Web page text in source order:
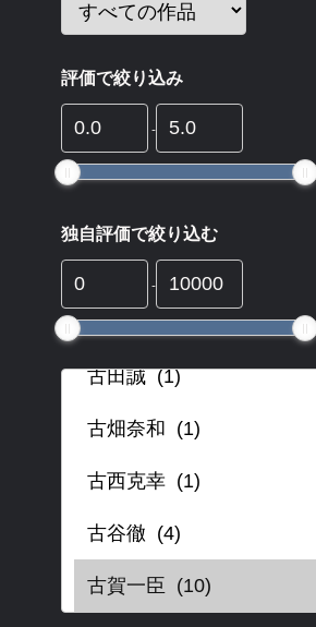
評価で絞り込み
-
独自評価で絞り込む
-